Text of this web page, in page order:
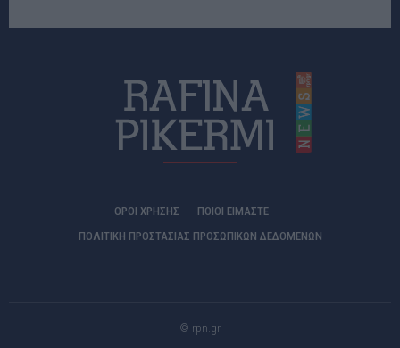
ΟΡΟΙ ΧΡΗΣΗΣ
ΠΟΙΟΊ ΕΊΜΑΣΤΕ
ΠΟΛΙΤΙΚΗ ΠΡΟΣΤΑΣΙΑΣ ΠΡΟΣΩΠΙΚΩΝ ΔΕΔΟΜΕΝΩΝ
© rpn.gr